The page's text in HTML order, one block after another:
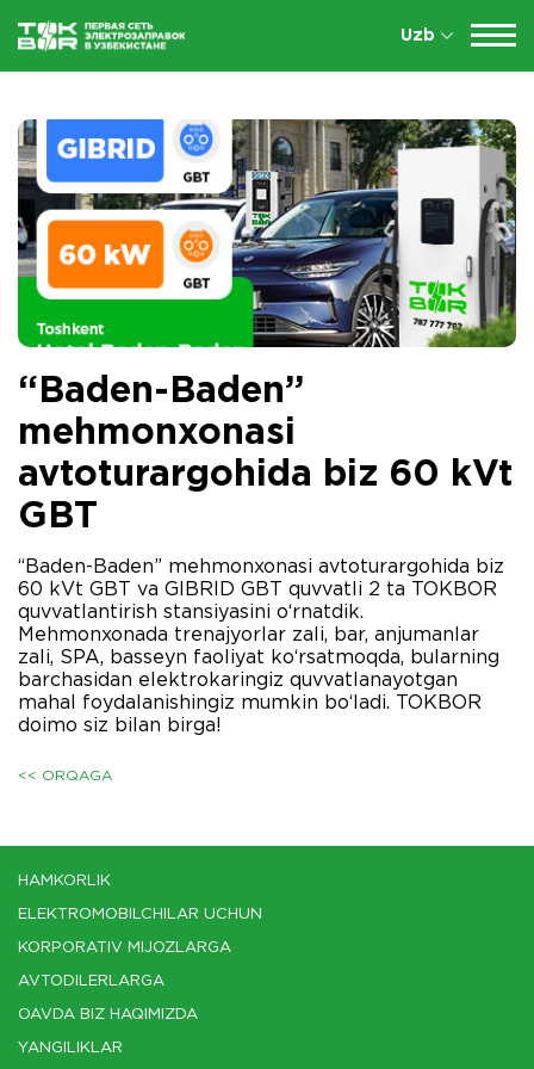
Uzb
“Baden-Baden”
mehmonxonasi
avtoturargohida biz 60 kVt
GBT
“Baden-Baden” mehmonxonasi avtoturargohida biz
60 kVt GBT va GIBRID GBT quvvatli 2 ta TOKBOR
quvvatlantirish stansiyasini o‘rnatdik.
Mehmonxonada trenajyorlar zali, bar, anjumanlar
zali, SPA, basseyn faoliyat ko‘rsatmoqda, bularning
barchasidan elektrokaringiz quvvatlanayotgan
mahal foydalanishingiz mumkin bo‘ladi. TOKBOR
doimo siz bilan birga!
<< ORQAGA
HAMKORLIK
ELEKTROMOBILCHILAR UCHUN
KORPORATIV MIJOZLARGA
AVTODILERLARGA
OAVDA BIZ HAQIMIZDA
YANGILIKLAR